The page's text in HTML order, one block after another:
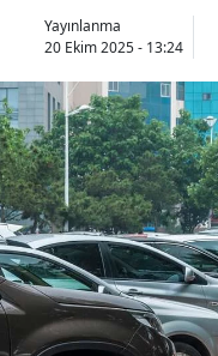
Yayınlanma
20 Ekim 2025 - 13:24